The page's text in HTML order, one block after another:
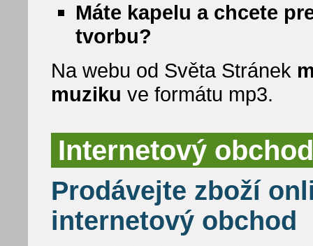
Máte kapelu a chcete
tvorbu?
Na webu od Světa Stránek
muziku ve formátu mp3.
Internetový
Prodávejte zboží
internetový obchod